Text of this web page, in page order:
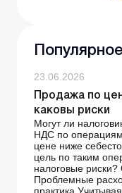
Популярное
23.06.2026
Продажа по
каковы риски
Могут ли
НДС по операциям
цене ниже
цель по таким
налоговые
Проблемные